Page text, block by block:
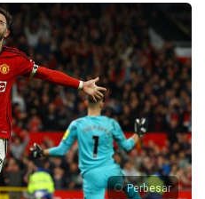
Perbesar